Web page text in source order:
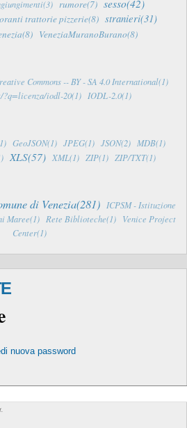
rumore(7) sesso(42)
trattorie pizzerie(8) stranieri(31)
VeneziaMuranoBurano(8)
Commons -- BY - SA 4.0 International(1)
iodl-20(1)
IODL-2.0(1)
GeoJSON(1) JPEG(1) JSON(2)
MDB(1)
XLS(57) XML(1) ZIP(1) ZIP/TXT(1)
di Venezia(281)
ICPSM - Istituzione
Maree(1)
Rete Biblioteche(1)
Venice Project
Center(1)
nuova password